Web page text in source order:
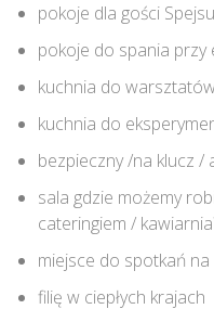
pokoje dla gości Spejsu
pokoje do spania
kuchnia do
kuchnia do
bezpieczny /na klucz /
sala gdzie możemy
cateringiem /
miejsce do spotkań
filię w ciepłych krajach